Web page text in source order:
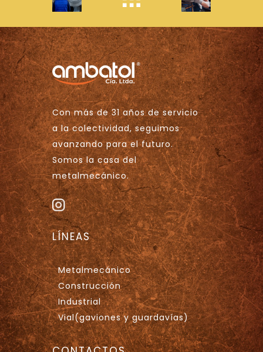
Con más de 31 años de servicio
a la colectividad, seguimos
avanzando para el futuro.
Somos la casa del
metalmecánico.
LÍNEAS
Metalmecánico
Construcción
Industrial
Vial(gaviones y guardavías)